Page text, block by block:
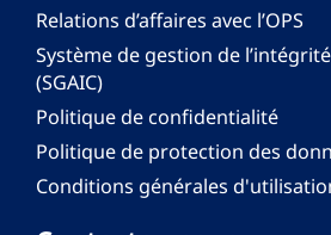
Relations d’affaires avec l’OPS
Système de gestion de
(SGAIC)
Politique de confidentialité
Politique de protection des
Conditions générales